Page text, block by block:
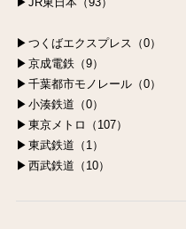
つくばエクスプレス（0）
京成電鉄（9）
千葉都市モノレール（0）
小湊鉄道（0）
東京メトロ（107）
東武鉄道（1）
西武鉄道（10）